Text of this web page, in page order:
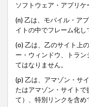
ソフトウェア・アプリ
(n) 乙は、モバイル・ア
イトの中でフレーム化
(o) 乙は、乙のサイト上
ー・ウィンドウ、トラ
てはなりません。
(p) 乙は、アマゾン・サ
たはアマゾン・サイト
て）、特別リンクを含め